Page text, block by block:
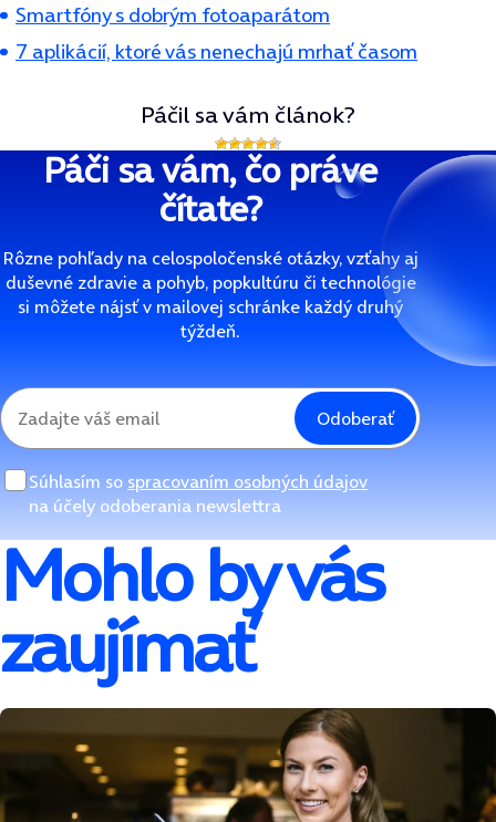
Smartfóny s dobrým fotoaparátom
7 aplikácií, ktoré vás nenechajú mrhať časom
Páčil sa vám článok?
Páči sa vám, čo práve
čítate?
Rôzne pohľady na celospoločenské otázky, vzťahy aj
duševné zdravie a pohyb, popkultúru či technológie
si môžete nájsť v mailovej schránke každý druhý
týždeň.
Odoberať
Súhlasím so spracovaním osobných údajov
na účely odoberania newslettra
Mohlo by vás
zaujímať